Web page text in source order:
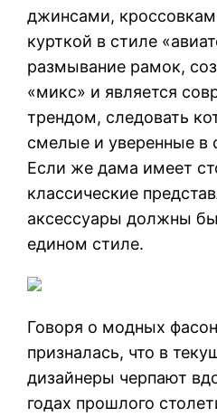
джинсами,
курткой в стиле
размывание рамок,
«микс» и является
трендом, следовать
смелые и уверенные
Если же дама имеет
классические
аксессуары должны
едином стиле.
Говоря о модных
призналась, что в
дизайнеры черпают
годах прошлого